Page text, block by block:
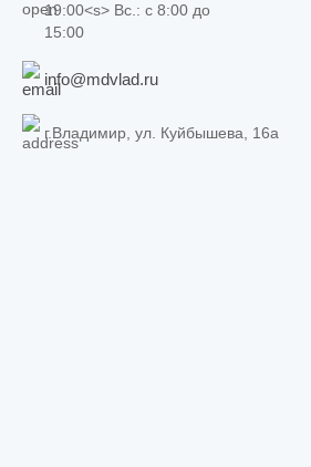
19:00<s> Вс.: c 8:00 до
15:00
info@mdvlad.ru
г.Владимир, ул. Куйбышева, 16а